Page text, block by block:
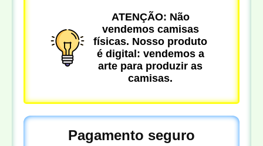
ATENÇÃO: Não
vendemos camisas
físicas. Nosso produto
é digital: vendemos a
arte para produzir as
camisas.
Pagamento seguro